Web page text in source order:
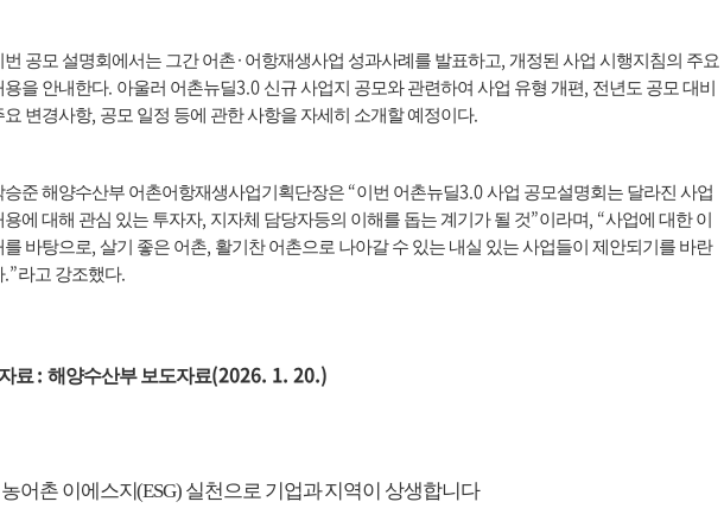
번 공모 설명회에서는 그간 어촌· 어항재생사업 성과사례를 발표하고, 개정된 사업 시행지침의 주요
용을 안내한다. 아울러 어촌뉴딜3.0 신규 사업지 공모와 관련하여 사업 유형 개편, 전년도 공모 대비
요 변경사항, 공모 일정 등에 관한 사항을 자세히 소개할 예정이다.
승준 해양수산부 어촌어항재생사업기획단장은 “이번 어촌뉴딜3.0사업 공모설명회는 달라진 사업
용에 대해 관심 있는 투자자, 지자체 담당자등의 이해를 돕는 계기가 될 것”이라며, “사업에 대한 이
를 바탕으로, 살기 좋은 어촌, 활기찬 어촌으로 나아갈 수 있는 내실 있는 사업들이 제안되기를 바란
.”라고 강조했다.
료 : 해양수산부 보도자료(2026. 1. 20.)
농어촌 이에스지(ESG) 실천으로 기업과 지역이 상생합니다